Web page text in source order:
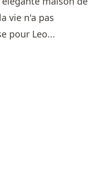
vie n'a pas
pour Leo...